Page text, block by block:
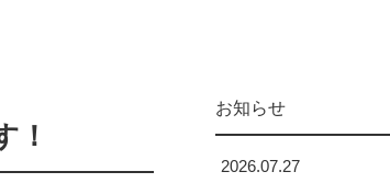
！
お知らせ
2026.07.27